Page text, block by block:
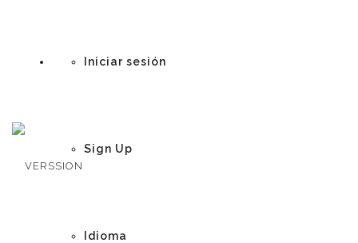
Iniciar sesión
Sign Up
Idioma